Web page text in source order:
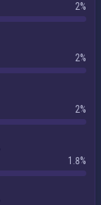
2%
2%
2%
1.8%